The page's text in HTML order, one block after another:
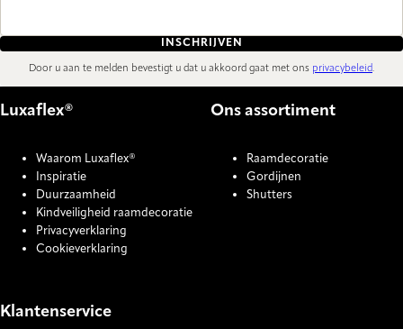
INSCHRIJVEN
Door u aan te melden bevestigt u dat u akkoord gaat met ons privacybeleid.
Luxaflex®
Waarom Luxaflex®
Inspiratie
Duurzaamheid
Kindveiligheid raamdecoratie
Privacyverklaring
Cookieverklaring
Ons assortiment
Raamdecoratie
Gordijnen
Shutters
Klantenservice